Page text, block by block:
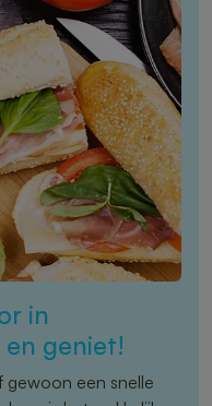
in
geniet!
gewoon een snelle